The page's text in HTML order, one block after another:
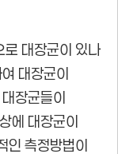
로 대장균이 있나
대장균이
장균들이
에 대장균이
인 측정방법이